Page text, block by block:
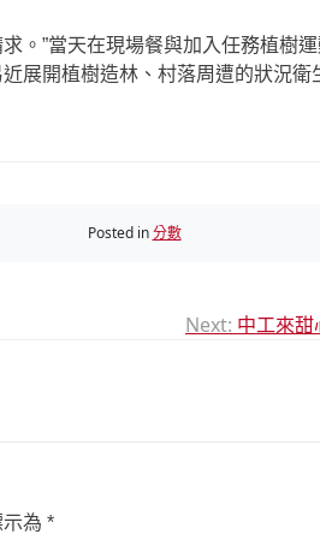
。”當天在現場餐與加入任務植樹
展開植樹造林、村落周遭的狀況
Posted in分數
Next: 中工來
為 *